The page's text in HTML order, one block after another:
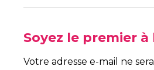
Soyez le premier à
Votre adresse e-mail ne